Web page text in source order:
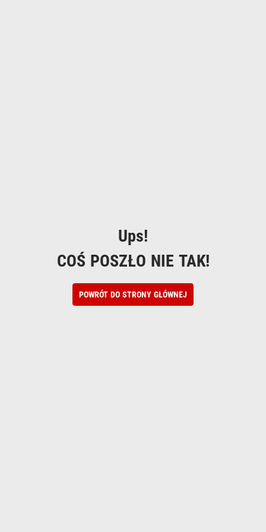
Ups!
COŚ POSZŁO NIE TAK!
POWRÓT DO STRONY GŁÓWNEJ